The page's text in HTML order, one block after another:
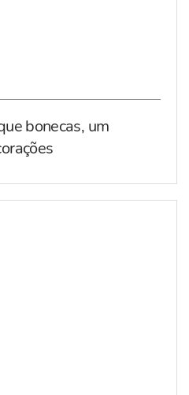
bonecas, um